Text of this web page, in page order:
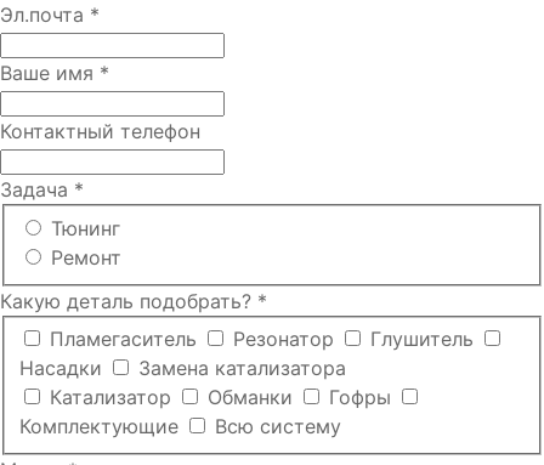
Эл.почта *
Ваше имя *
Контактный телефон
Задача *
Тюнинг
Ремонт
Какую деталь подобрать? *
Пламегаситель
Резонатор
Глушитель
Насадки
Замена катализатора
Катализатор
Обманки
Гофры
Комплектующие
Всю систему